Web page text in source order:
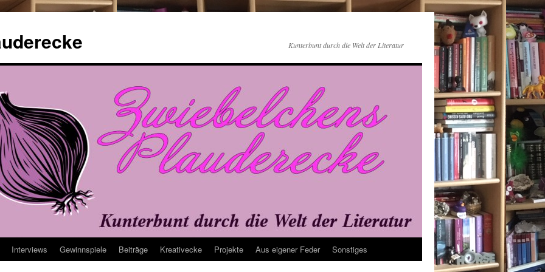
Kunterbunt durch die Welt der Literatur
Interviews Gewinnspiele Beiträge Kreativecke Projekte Aus eigener Feder Sonstiges